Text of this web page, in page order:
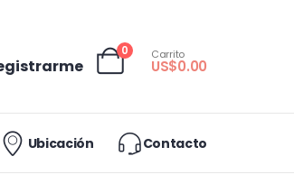
0 Carrito
US$0.00
Ubicación Contacto